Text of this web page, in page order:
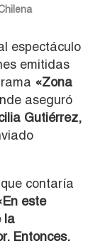
espectáculo
emitidas
«Zona
aseguró
Gutiérrez,
contaría
este
la
Entonces,